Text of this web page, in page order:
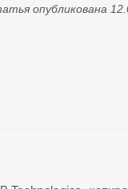
опубликована